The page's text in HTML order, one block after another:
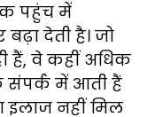
पहुंच में
देती है। जो
हैं, वे कहीं अधिक
संपर्क में आती हैं
नहीं मिल